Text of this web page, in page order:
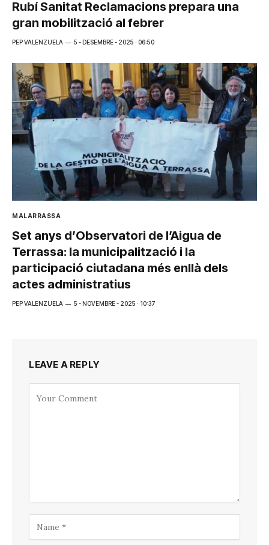
Rubí Sanitat Reclamacions prepara una
gran mobilització al febrer
PEP VALENZUELA 5 - DESEMBRE - 2025 · 06:50
MALARRASSA
Set anys d’Observatori de l’Aigua de
Terrassa: la municipalització i la
participació ciutadana més enllà dels
actes administratius
PEP VALENZUELA 5 - NOVEMBRE - 2025 · 10:37
LEAVE A REPLY